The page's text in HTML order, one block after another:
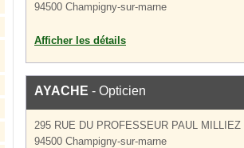
94500 Champigny-sur-marne
Afficher les détails
AYACHE - Opticien
295 RUE DU PROFESSEUR PAUL MILLIEZ
94500 Champigny-sur-marne